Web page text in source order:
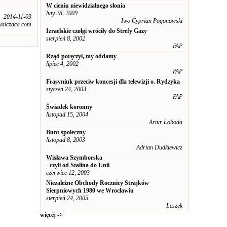
2014-11-03
W cieniu niewidzialnego słonia
luty 28, 2009
Iwo Cyprian Pogonowski
Izraelskie czołgi wróciły do Strefy Gazy
sierpień 8, 2002
PAP
Rząd poręczył, my oddamy
lipiec 4, 2002
PAP
Frasyniuk przeciw koncesji dla telewizji o. Rydzyka
styczeń 24, 2003
PAP
Świadek koronny
listopad 15, 2004
Artur Łoboda
Bunt społeczny
listopad 8, 2003
Adrian Dudkiewicz
Wisława Szymborska
- czyli od Stalina do Unii
czerwiec 12, 2003
Niezależne Obchody Rocznicy Strajków
Sierpniowych 1980 we Wrocławiu
sierpień 24, 2005
Leszek
więcej ->